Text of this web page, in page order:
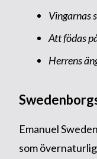
Vingarnas
Att födas
Herrens
Emanuel
som